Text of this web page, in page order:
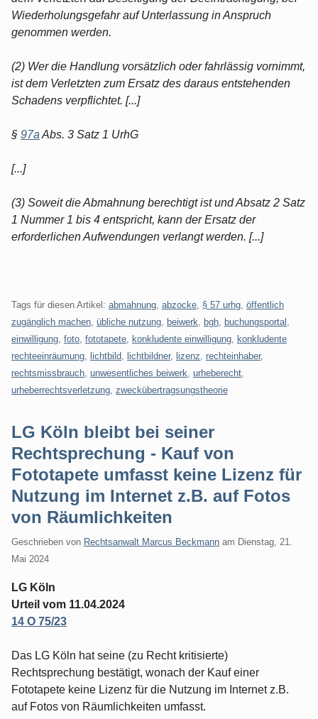
Wiederholungsgefahr auf Unterlassung in Anspruch
genommen werden.
(2) Wer die Handlung vorsätzlich oder fahrlässig vornimmt,
ist dem Verletzten zum Ersatz des daraus entstehenden
Schadens verpflichtet. [...]
§ 97a Abs. 3 Satz 1 UrhG
[...]
(3) Soweit die Abmahnung berechtigt ist und Absatz 2 Satz
1 Nummer 1 bis 4 entspricht, kann der Ersatz der
erforderlichen Aufwendungen verlangt werden. [...]
Tags für diesen Artikel: abmahnung abzocke § 57 urhg öffentlich
zugänglich machen übliche nutzung beiwerk bgh buchungsportal
einwilligung foto fototapete konkludente einwilligung
konkludente
rechteeinräumung
lichtbild lichtbildner, lizenz rechteinhaber,
rechtsmissbrauch unwesentliches beiwerk urheberecht
urheberrechtsverletzung zweckübertragsungstheorie
LG Köln bleibt bei seiner
Rechtsprechung - Kauf von
Fototapete umfasst keine Lizenz für
Nutzung im Internet z.B. auf Fotos
von Räumlichkeiten
Geschrieben von Rechtsanwalt Marcus Beckmann am Dienstag, 21.
Mai 2024
LG Köln
Urteil vom 11.04.2024
14 O 75/23
Das LG Köln hat seine (zu Recht kritisierte)
Rechtsprechung bestätigt, wonach der Kauf einer
Fototapete keine Lizenz für die Nutzung im Internet z.B.
auf Fotos von Räumlichkeiten umfasst.